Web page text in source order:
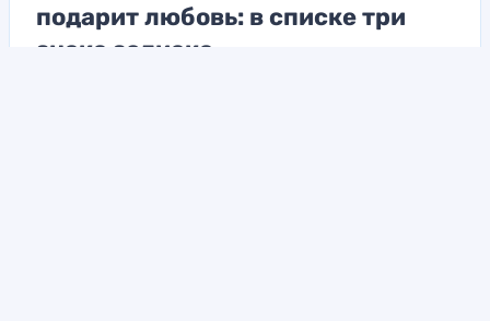
подарит любовь: в списке три
знака зодиака